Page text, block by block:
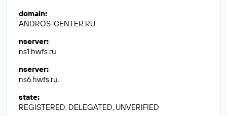
domain:
ANDROS-CENTER.RU
nserver:
ns1.hwfs.ru.
nserver:
ns6.hwfs.ru.
state:
REGISTERED, DELEGATED, UNVERIFIED